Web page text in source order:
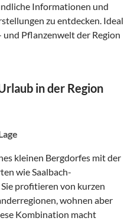
Informationen und
zu entdecken. Ideal
und Pflanzenwelt der Region
in der Region
kleinen Bergdorfes mit der
wie Saalbach-
profitieren von kurzen
wohnen aber
Kombination macht